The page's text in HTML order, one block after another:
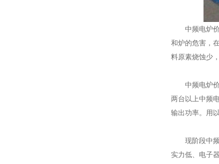
中频电炉价
和炉的危害，
料原素烧蚀少
中频电炉价
两台以上中频
输出功率。用
现阶段中频
实力低、电子